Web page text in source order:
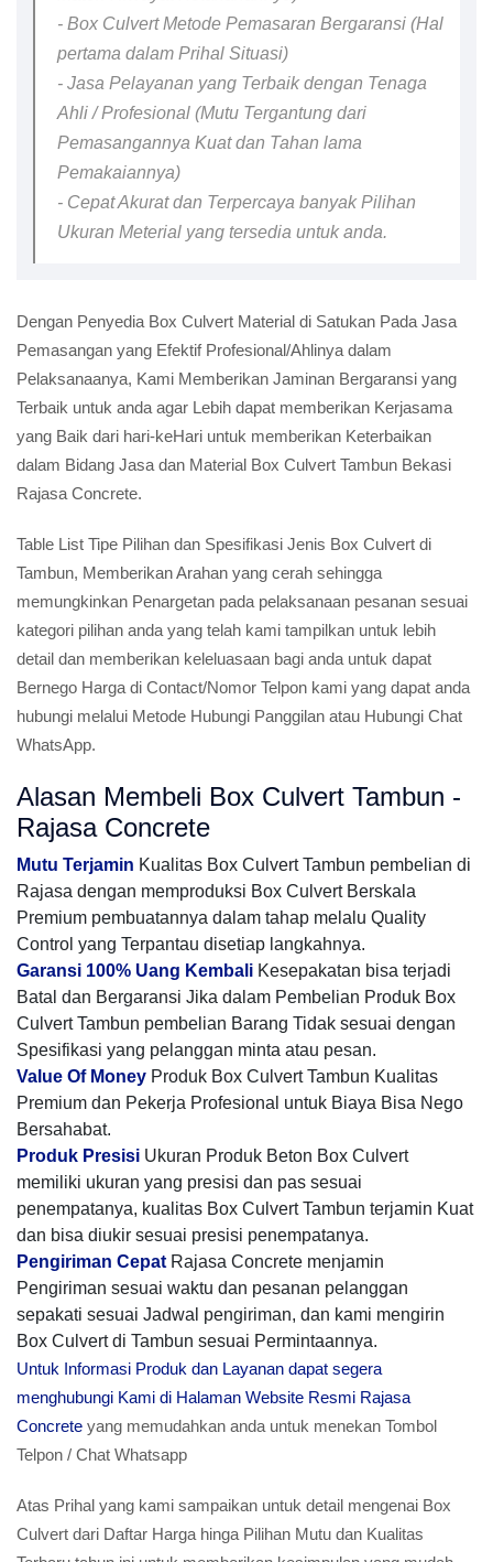
- Box Culvert Metode Pemasaran Bergaransi (Hal
pertama dalam Prihal Situasi)
- Jasa Pelayanan yang Terbaik dengan Tenaga
Ahli / Profesional (Mutu Tergantung dari
Pemasangannya Kuat dan Tahan lama
Pemakaiannya)
- Cepat Akurat dan Terpercaya banyak Pilihan
Ukuran Meterial yang tersedia untuk anda.
Dengan Penyedia Box Culvert Material di Satukan Pada Jasa
Pemasangan yang Efektif Profesional/Ahlinya dalam
Pelaksanaanya, Kami Memberikan Jaminan Bergaransi yang
Terbaik untuk anda agar Lebih dapat memberikan Kerjasama
yang Baik dari hari-keHari untuk memberikan Keterbaikan
dalam Bidang Jasa dan Material Box Culvert Tambun Bekasi
Rajasa Concrete.
Table List Tipe Pilihan dan Spesifikasi Jenis Box Culvert di
Tambun, Memberikan Arahan yang cerah sehingga
memungkinkan Penargetan pada pelaksanaan pesanan sesuai
kategori pilihan anda yang telah kami tampilkan untuk lebih
detail dan memberikan keleluasaan bagi anda untuk dapat
Bernego Harga di Contact/Nomor Telpon kami yang dapat anda
hubungi melalui Metode Hubungi Panggilan atau Hubungi Chat
WhatsApp.
Alasan Membeli Box Culvert Tambun -
Rajasa Concrete
Mutu Terjamin Kualitas Box Culvert Tambun pembelian di
Rajasa dengan memproduksi Box Culvert Berskala
Premium pembuatannya dalam tahap melalu Quality
Control yang Terpantau disetiap langkahnya.
Garansi 100% Uang Kembali Kesepakatan bisa terjadi
Batal dan Bergaransi Jika dalam Pembelian Produk Box
Culvert Tambun pembelian Barang Tidak sesuai dengan
Spesifikasi yang pelanggan minta atau pesan.
Value Of Money Produk Box Culvert Tambun Kualitas
Premium dan Pekerja Profesional untuk Biaya Bisa Nego
Bersahabat.
Produk Presisi Ukuran Produk Beton Box Culvert
memiliki ukuran yang presisi dan pas sesuai
penempatanya, kualitas Box Culvert Tambun terjamin Kuat
dan bisa diukir sesuai presisi penempatanya.
Pengiriman Cepat Rajasa Concrete menjamin
Pengiriman sesuai waktu dan pesanan pelanggan
sepakati sesuai Jadwal pengiriman, dan kami mengirin
Box Culvert di Tambun sesuai Permintaannya.
Untuk Informasi Produk dan Layanan dapat segera
menghubungi Kami di Halaman Website Resmi Rajasa
Concrete yang memudahkan anda untuk menekan Tombol
Telpon / Chat Whatsapp
Atas Prihal yang kami sampaikan untuk detail mengenai Box
Culvert dari Daftar Harga hinga Pilihan Mutu dan Kualitas